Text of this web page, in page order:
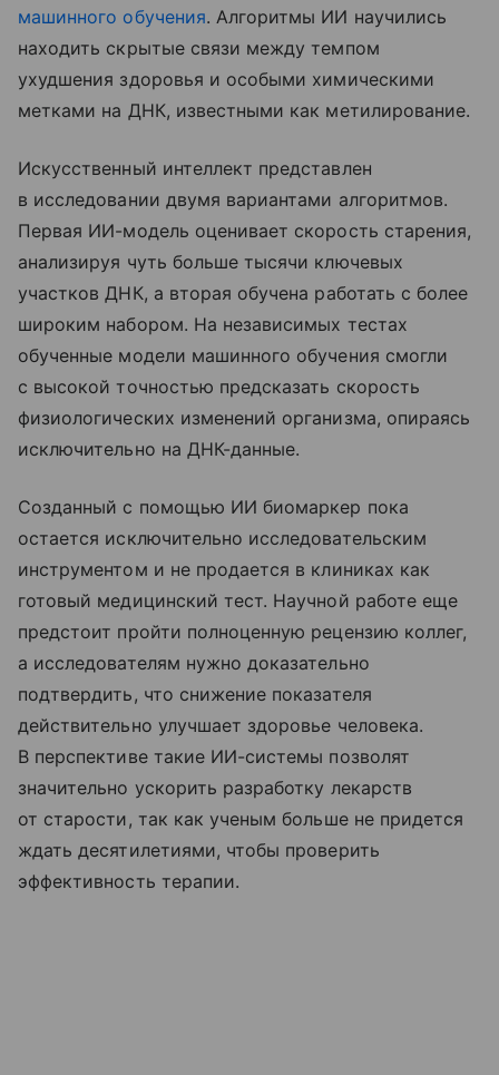
машинного обучения. Алгоритмы ИИ научились
находить скрытые связи между темпом
ухудшения здоровья и особыми химическими
метками на ДНК, известными как метилирование.
Искусственный интеллект представлен
в исследовании двумя вариантами алгоритмов.
Первая ИИ-модель оценивает скорость старения,
анализируя чуть больше тысячи ключевых
участков ДНК, а вторая обучена работать с более
широким набором. На независимых тестах
обученные модели машинного обучения смогли
с высокой точностью предсказать скорость
физиологических изменений организма, опираясь
исключительно на ДНК-данные.
Созданный с помощью ИИ биомаркер пока
остается исключительно исследовательским
инструментом и не продается в клиниках как
готовый медицинский тест. Научной работе еще
предстоит пройти полноценную рецензию коллег,
а исследователям нужно доказательно
подтвердить, что снижение показателя
действительно улучшает здоровье человека.
В перспективе такие ИИ-системы позволят
значительно ускорить разработку лекарств
от старости, так как ученым больше не придется
ждать десятилетиями, чтобы проверить
эффективность терапии.